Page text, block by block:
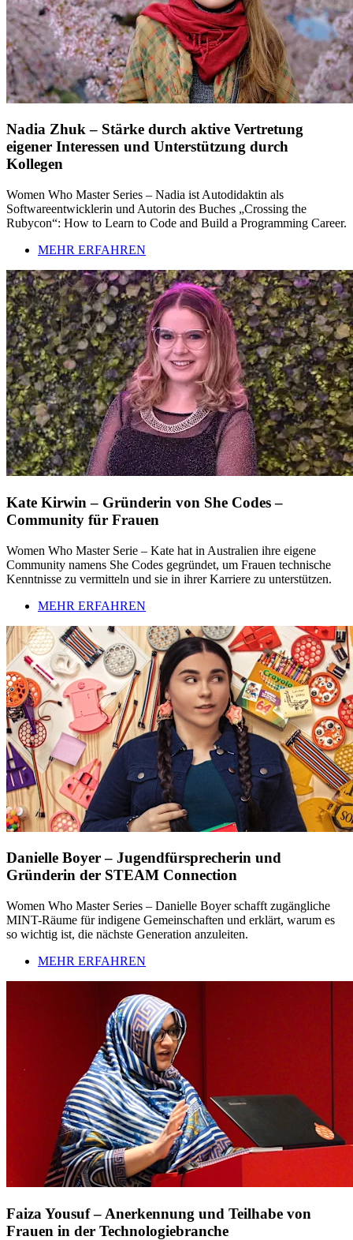
Nadia Zhuk – Stärke durch aktive Vertretung
eigener Interessen und Unterstützung durch
Kollegen
Women Who Master Series – Nadia ist Autodidaktin als
Softwareentwicklerin und Autorin des Buches „Crossing the
Rubycon“: How to Learn to Code and Build a Programming Career.
MEHR ERFAHREN
Kate Kirwin – Gründerin von She Codes –
Community für Frauen
Women Who Master Serie – Kate hat in Australien ihre eigene
Community namens She Codes gegründet, um Frauen technische
Kenntnisse zu vermitteln und sie in ihrer Karriere zu unterstützen.
MEHR ERFAHREN
Danielle Boyer – Jugendfürsprecherin und
Gründerin der STEAM Connection
Women Who Master Series – Danielle Boyer schafft zugängliche
MINT-Räume für indigene Gemeinschaften und erklärt, warum es
so wichtig ist, die nächste Generation anzuleiten.
MEHR ERFAHREN
Faiza Yousuf – Anerkennung und Teilhabe von
Frauen in der Technologiebranche